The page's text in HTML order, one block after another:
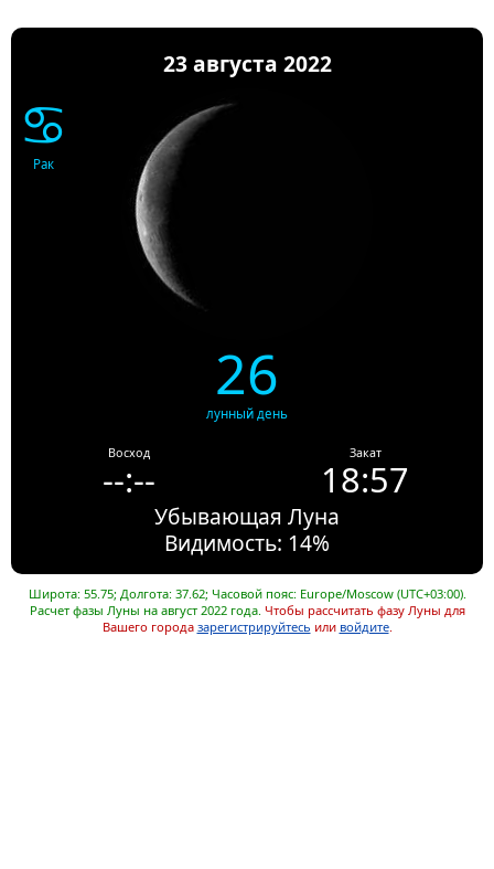
23 августа 2022
♋
Рак
26
лунный день
Восход
--:--
Закат
18:57
Убывающая Луна
Видимость: 14%
Широта: 55.75; Долгота: 37.62; Часовой пояс: Europe/Moscow (UTC+03:00).
Расчет фазы Луны на август 2022 года. Чтобы рассчитать фазу Луны для
Вашего города зарегистрируйтесь или войдите.